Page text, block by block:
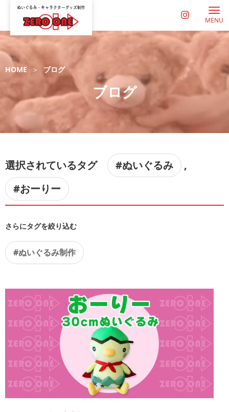
MENU
HOME ブログ
ブログ
選択されているタグ #ぬいぐるみ
,
#おーりー
さらにタグを絞り込む
#ぬいぐるみ制作